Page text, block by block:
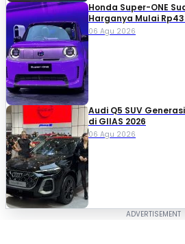
Honda Super-ONE
Harganya Mulai
06 Agu 2026
Audi Q5 SUV
di GIIAS 2026
06 Agu 2026